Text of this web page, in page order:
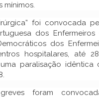
mínimos.
foi convocada
dos Enfermeiros
dos
hospitalares, até
paralisação idêntica
foram